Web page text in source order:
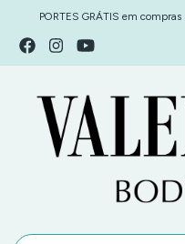
PORTES GRÁTIS em